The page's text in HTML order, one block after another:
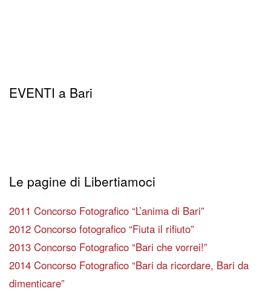
EVENTI a Bari
Le pagine di Libertiamoci
2011 Concorso Fotografico “L’anima di Bari”
2012 Concorso fotografico “Fiuta il rifiuto”
2013 Concorso Fotografico “Bari che vorrei!”
2014 Concorso Fotografico “Bari da ricordare, Bari da
dimenticare”